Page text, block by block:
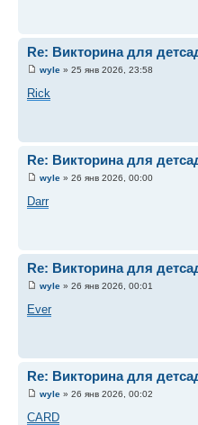
Re: Викторина для
wyle » 25 янв 2026, 23:58
Rick
Re: Викторина для
wyle » 26 янв 2026, 00:00
Darr
Re: Викторина для
wyle » 26 янв 2026, 00:01
Ever
Re: Викторина для
wyle » 26 янв 2026, 00:02
CARD